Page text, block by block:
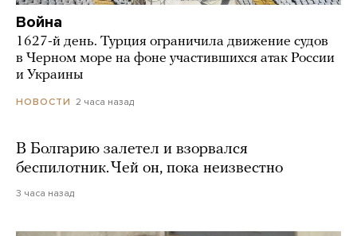
Война
1627-й день. Турция ограничила движение судов
в Черном море на фоне участившихся атак России
и Украины
НОВОСТИ 2 часа назад
В Болгарию залетел и взорвался
беспилотник. Чей он, пока неизвестно
3 часа назад